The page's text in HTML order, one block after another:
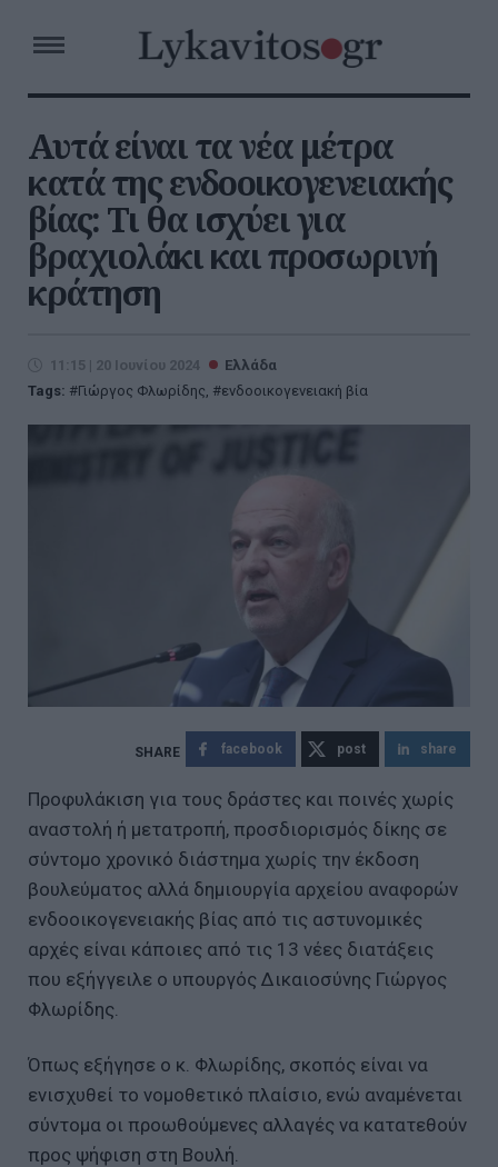
Αυτά είναι τα νέα μέτρα
κατά της ενδοοικογενειακής
βίας: Τι θα ισχύει για
βραχιολάκι και προσωρινή
κράτηση
11:15 | 20 Ιουνίου 2024
Ελλάδα
Tags:
Γιώργος Φλωρίδης, ενδοοικογενειακή βία
facebook post share
Προφυλάκιση για τους δράστες και ποινές χωρίς
αναστολή ή μετατροπή, προσδιορισμός δίκης σε
σύντομο χρονικό διάστημα χωρίς την έκδοση
βουλεύματος αλλά δημιουργία αρχείου αναφορών
ενδοοικογενειακής βίας από τις αστυνομικές
αρχές είναι κάποιες από τις 13 νέες διατάξεις
που εξήγγειλε ο υπουργός Δικαιοσύνης Γιώργος
Φλωρίδης.
Όπως εξήγησε ο κ. Φλωρίδης, σκοπός είναι να
ενισχυθεί το νομοθετικό πλαίσιο, ενώ αναμένεται
σύντομα οι προωθούμενες αλλαγές να κατατεθούν
προς ψήφιση στη Βουλή.